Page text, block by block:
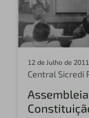
12 de Julho de 2011
Central Sicredi